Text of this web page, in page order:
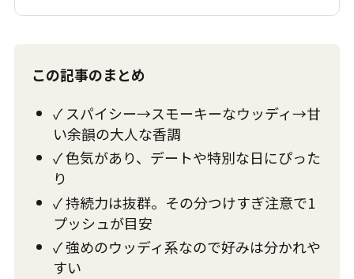
この記事のまとめ
✓ スパイシー→スモーキーなウッディ→甘
い余韻の大人な香調
✓ 色気があり、デートや特別な日にぴった
り
✓ 持続力は抜群。その分つけすぎ注意で1
プッシュが目安
✓ 強めのウッディ系なので好みは分かれや
すい